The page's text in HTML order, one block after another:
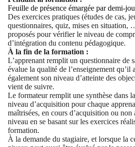
Feuille de présence émargée par demi-
Des exercices pratiques (études de cas,
questionnaires, quiz, mises en situation,
proposés pour vérifier le niveau de
d’intégration du contenu pédagogique.
À la fin de la formation :
L’apprenant remplit un questionnaire de
évalue la qualité de l’enseignement qu’il
également son niveau d’atteinte des
vient de suivre.
Le formateur remplit une synthèse dans
niveau d’acquisition pour chaque
maîtrisées, en cours d’acquisition ou
niveau en se basant sur les exercices
formation.
À la demande du stagiaire, et lorsque la